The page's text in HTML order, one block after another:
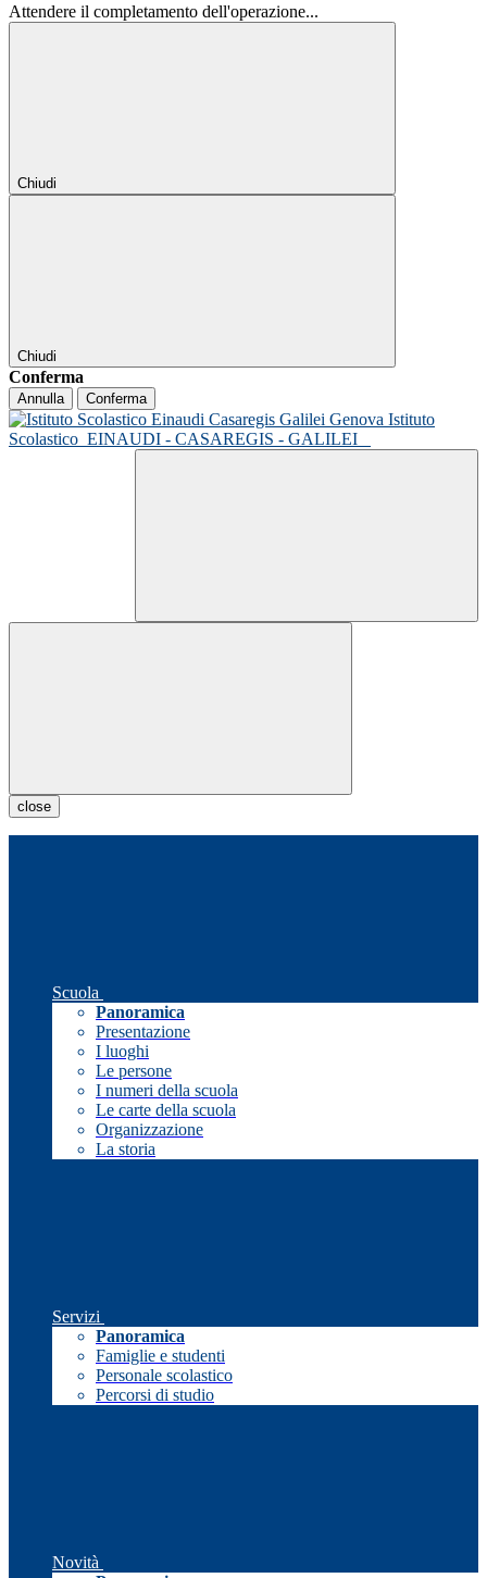
Attendere il completamento dell'operazione...
Chiudi
Chiudi
Conferma
Annulla Conferma
Istituto
Scolastico EINAUDI - CASAREGIS - GALILEI
close
Scuola
Panoramica
Presentazione
I luoghi
Le persone
I numeri della scuola
Le carte della scuola
Organizzazione
La storia
Servizi
Panoramica
Famiglie e studenti
Personale scolastico
Percorsi di studio
Novità